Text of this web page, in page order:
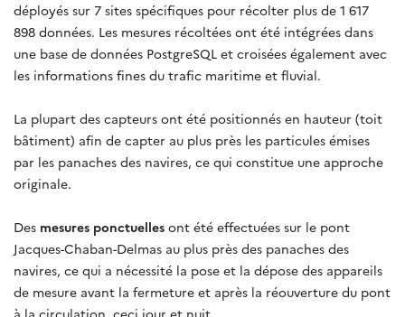
déployés sur 7 sites spécifiques pour récolter plus de 1 617
898 données. Les mesures récoltées ont été intégrées dans
une base de données PostgreSQL et croisées également avec
les informations fines du trafic maritime et fluvial.
La plupart des capteurs ont été positionnés en hauteur (toit
bâtiment) afin de capter au plus près les particules émises
par les panaches des navires, ce qui constitue une approche
originale.
Des mesures ponctuelles ont été effectuées sur le pont
Jacques-Chaban-Delmas au plus près des panaches des
navires, ce qui a nécessité la pose et la dépose des appareils
de mesure avant la fermeture et après la réouverture du pont